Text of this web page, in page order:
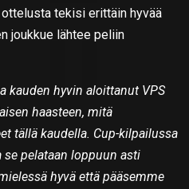
tekisi erittäin hyvää
joukkue lähtee peliin
kauden hyvin aloittanut VPS
haasteen, mitä
tällä kaudella. Cup-kilpailussa
pelataan loppuun asti
hyvä että pääsemme